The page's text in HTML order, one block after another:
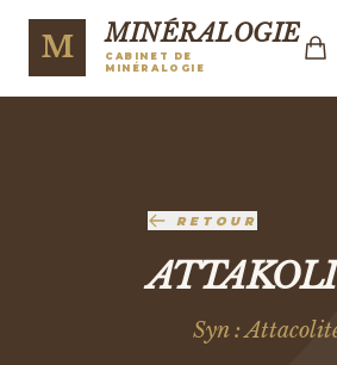
M MINÉRALOGIE
CABINET DE
MINÉRALOGIE
RETOUR
Syn :